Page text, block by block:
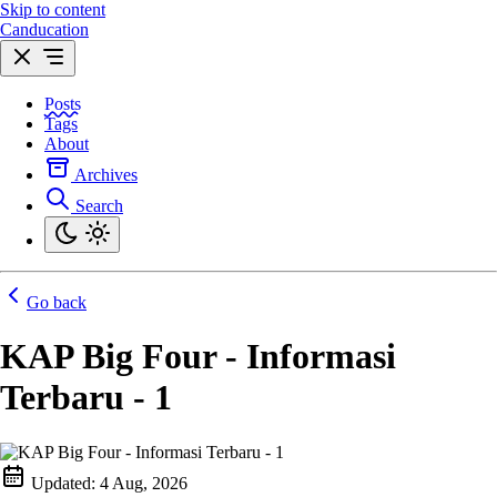
Skip to content
Canducation
Posts
Tags
About
Archives
Search
Go back
KAP Big Four - Informasi
Terbaru - 1
Updated: 4 Aug, 2026